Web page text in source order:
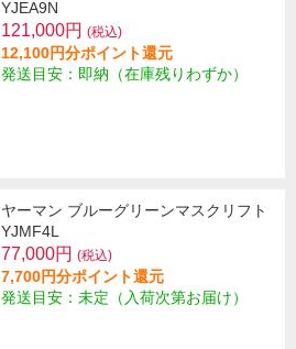
YJEA9N
121,000円 (税込)
12,100円分ポイント還元
発送目安：即納（在庫残りわずか）
ヤーマン ブルーグリーンマスクリフト
YJMF4L
77,000円 (税込)
7,700円分ポイント還元
発送目安：未定（入荷次第お届け）